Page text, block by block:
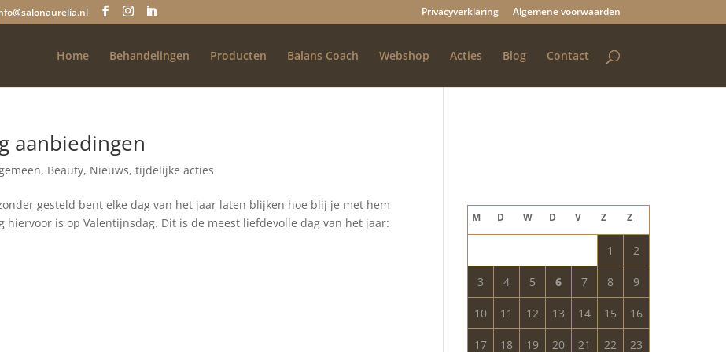
Privacyverklaring Algemene voorwaarden
Home Behandelingen Producten Balans Coach Webshop Acties Blog Contact
aanbiedingen
, Beauty, Nieuws,tijdelijke acties
gesteld bent elke dag van het jaar laten blijken hoe blij je met hem
is op Valentijnsdag. Dit is de meest liefdevolle dag van het jaar:
M D W D V Z Z
1 2
3 4 5 6 7 8 9
10 11 12 13 14 15 16
17 18 19 20 21 22 23